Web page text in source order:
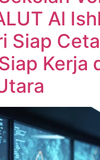
Al
Siap
Kerja